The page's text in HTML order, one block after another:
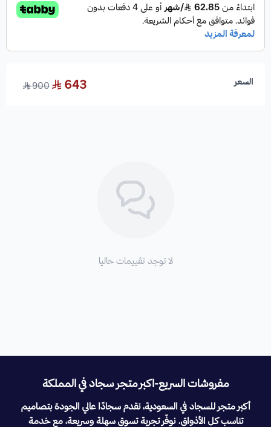
السعر 643
900
لا توجد تقييمات حاليا
مفروشات السريع-اكبر متجر سجاد في المملكة
أكبر متجر للسجاد في السعودية، نقدم سجادًا عالي الجودة بتصاميم
تناسب كل الأذواق. نوفّر تجربة تسوق سهلة وسريعة، مع خدمة